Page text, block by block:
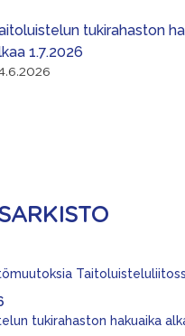
tukirahaston
1.7.2026
tukirahaston hakuaika